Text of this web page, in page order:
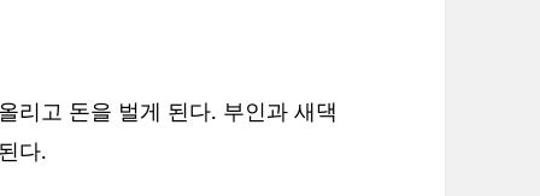
리고 돈을 벌게 된다. 부인과 새댁
다.